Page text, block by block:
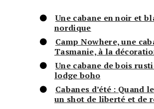
Une cabane en noir et
nordique
Camp Nowhere, une
Tasmanie, à la
Une cabane de bois
lodge boho
Cabanes d’été : Quand
un shot de liberté et de